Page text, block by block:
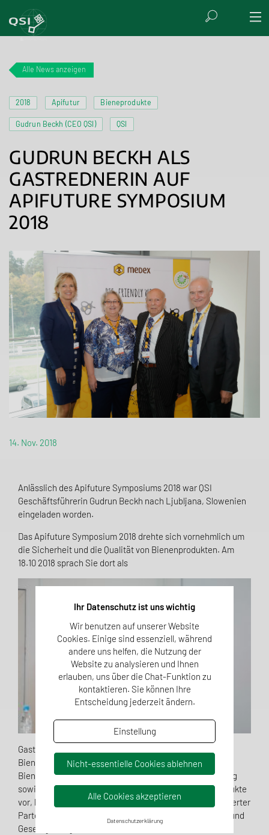
Alle News anzeigen
2018 Apifutur Bieneprodukte
Gudrun Beckh (CEO QSI) QSI
GUDRUN BECKH ALS
GASTREDNERIN AUF
APIFUTURE SYMPOSIUM
2018
14. Nov. 2018
Anlässlich des Apifuture Symposiums 2018 war QSI
Geschäftsführerin Gudrun Beckh nach Ljubljana, Slowenien
eingeladen worden.
Das Apifuture Symposium 2018 drehte sich vornehmlich um
die Sicherheit und die Qualität von Bienenprodukten. Am
18.10 2018 sprach Sie dort als
Gastrednerin über die Qualität von Honig und weiteren
Bienenprodukten wie Propolis, Gelee Royale, Pollen und
Bienenwachs. Sie stellte insbesondere die Gesetzgebung
sowie die Beurteilungsgrundlagen für diese Bienenprodukte
vor, beleuchtete die Blickwinkel verschiedener interessierter
Parteien und zeigte die Herausforderungen für Analytik und
Gesetzgebung auf.
Ihr Datenschutz ist uns wichtig
Wir benutzen auf unserer Website
Cookies. Einige sind essenziell, während
andere uns helfen, die Nutzung der
Website zu analysieren und Ihnen
erlauben, uns über die Chat-Funktion zu
kontaktieren. Sie können Ihre
Entscheidung jederzeit ändern.
Einstellung
Nicht-essentielle Cookies ablehnen
Alle Cookies akzeptieren
Datenschutzerklärung